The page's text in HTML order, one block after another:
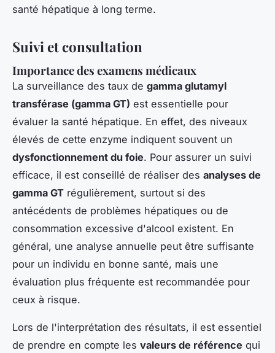
santé hépatique à long terme.
Suivi et consultation
Importance des examens médicaux
La surveillance des taux de gamma glutamyl
transférase (gamma GT) est essentielle pour
évaluer la santé hépatique. En effet, des niveaux
élevés de cette enzyme indiquent souvent un
dysfonctionnement du foie. Pour assurer un suivi
efficace, il est conseillé de réaliser des analyses de
gamma GT régulièrement, surtout si des
antécédents de problèmes hépatiques ou de
consommation excessive d'alcool existent. En
général, une analyse annuelle peut être suffisante
pour un individu en bonne santé, mais une
évaluation plus fréquente est recommandée pour
ceux à risque.
Lors de l'interprétation des résultats, il est essentiel
de prendre en compte les valeurs de référence qui